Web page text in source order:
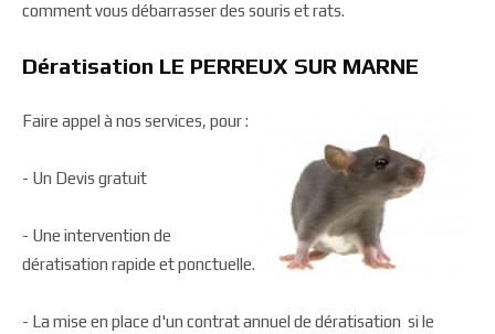
comment vous débarrasser des souris et rats.
Dératisation LE PERREUX SUR MARNE
Faire appel à nos services, pour :
- Un Devis gratuit
- Une intervention de
dératisation rapide et ponctuelle.
- La mise en place d'un contrat annuel de dératisation si le